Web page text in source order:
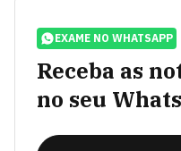
EXAME NO WHATSAPP
Receba as
no seu